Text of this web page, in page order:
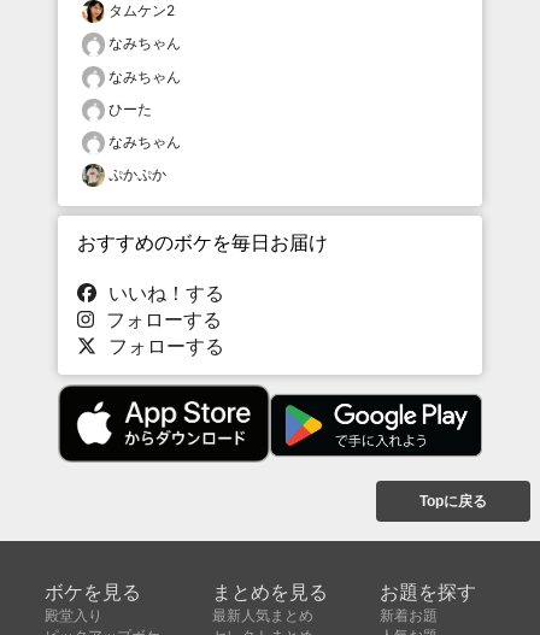
タムケン2
なみちゃん
なみちゃん
ひーた
なみちゃん
ぷかぷか
おすすめのボケを毎日お届け
いいね！する
フォローする
フォローする
Topに戻る
ボケを見る
殿堂入り
まとめを見る
最新人気まとめ
お題を探す
新着お題